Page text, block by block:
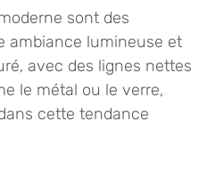
sont des
ambiance lumineuse et
avec des lignes nettes
le métal ou le verre,
cette tendance